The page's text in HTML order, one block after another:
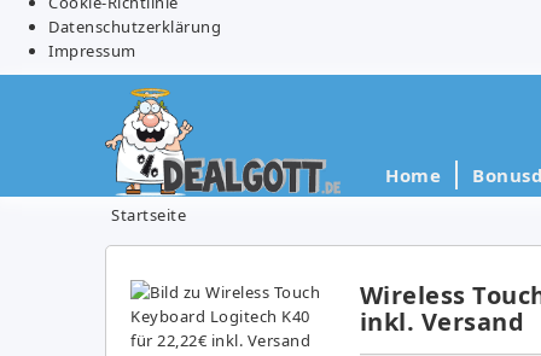
Datenschutzerklärung
Impressum
Home
Startseite
Wireless
inkl. Versand